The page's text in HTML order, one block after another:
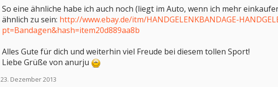
So eine ähnliche habe ich auch noch (liegt im Auto, wenn ich mehr
ähnlich zu sein: http://www.ebay.de/itm/HANDGELENKBANDAGE-
pt=Bandagen&hash=item20d889aa8b
Alles Gute für dich und weiterhin viel Freude bei diesem tollen Sport!
Liebe Grüße von anurju
23. Dezember 2013